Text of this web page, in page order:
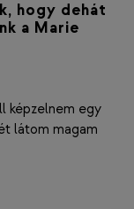
hogy dehát
a Marie
képzelnem egy
látom magam